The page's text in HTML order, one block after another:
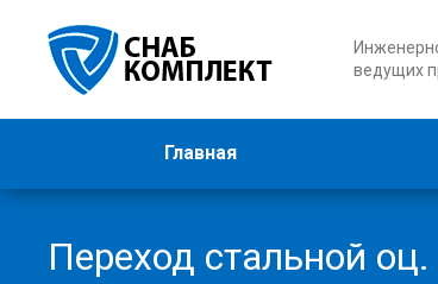
ведущих
Главная
Переход стальной